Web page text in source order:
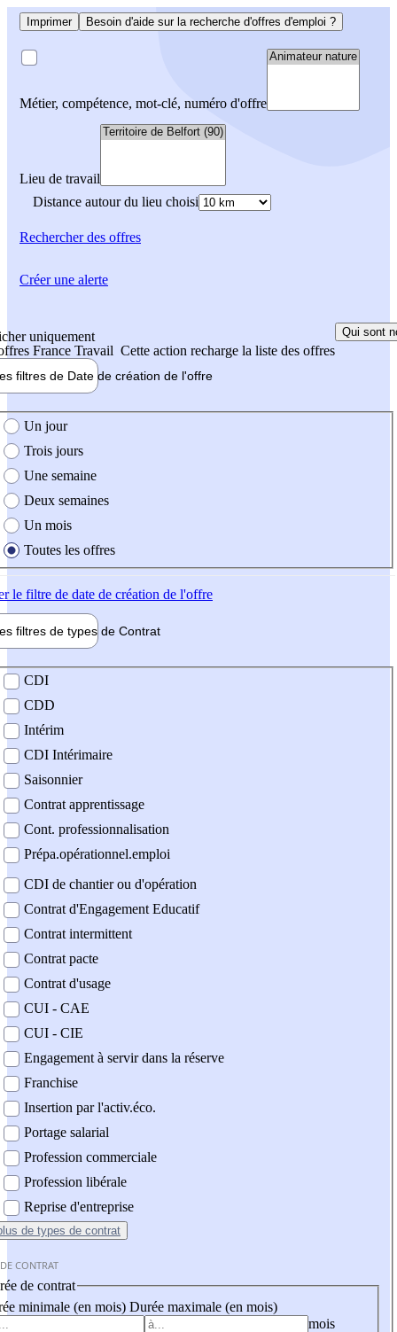
Imprimer Besoin d'aide sur la recherche d'offres d'emploi ?
Métier, compétence, mot-clé, numéro d'offre
Lieu de travail
Distance autour du lieu choisi
Rechercherdes offres
uniquement
France Travail Cette action recharge la liste des offres
Qui sont
filtres de Date de création de l'offre
création de l'offre
Un jour
Trois jours
Une semaine
Deux semaines
Un mois
Toutes les offres
le filtre de date de création de l'offre
filtres de types de Contrat
contrat
CDI
CDD
Intérim
CDI Intérimaire
Saisonnier
Contrat apprentissage
Cont. professionnalisation
Prépa.opérationnel.emploi
CDI de chantier ou d'opération
Contrat d'Engagement Educatif
Contrat intermittent
Contrat pacte
Contrat d'usage
CUI - CAE
CUI - CIE
Engagement à servir dans la réserve
Franchise
Insertion par l'activ.éco.
Portage salarial
Profession commerciale
Profession libérale
Reprise d'entreprise
de types de contrat
CONTRAT
de contrat
minimale (en mois) Durée maximale (en mois)
mois
Créer une alerte